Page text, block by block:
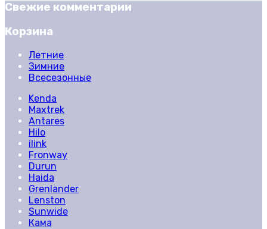
Свежие комментарии
Корзина
Летние
Зимние
Всесезонные
Kenda
Maxtrek
Antares
Hilo
ilink
Fronway
Durun
Haida
Grenlander
Lenston
Sunwide
Кама